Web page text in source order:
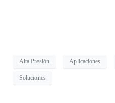
Alta Presión Aplicaciones
Soluciones